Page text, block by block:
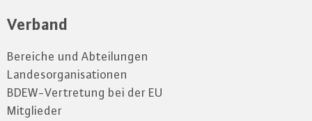
Verband
Bereiche und Abteilungen
Landesorganisationen
BDEW-Vertretung bei der EU
Mitglieder